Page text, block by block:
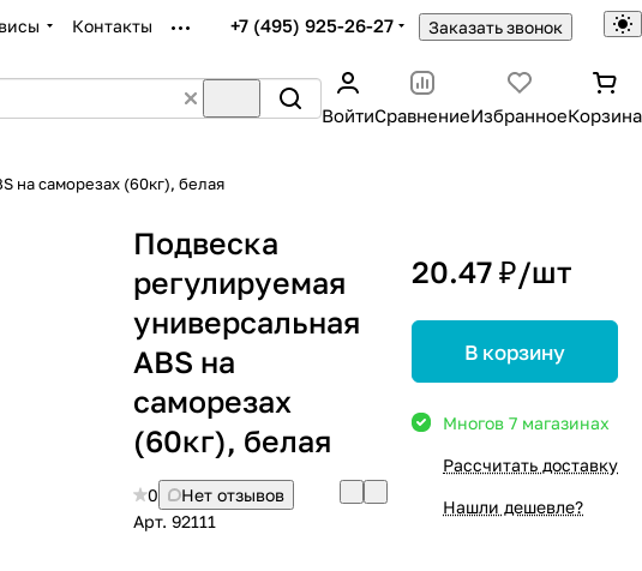
Контакты +7 (495) 925-26-27 Заказать звонок
ВойтиСравнениеИзбранноеКорзина
на саморезах (60кг), белая
Подвеска
регулируемая
универсальная
ABS на
саморезах
(60кг), белая
0
Нет отзывов
Арт. 92111
20.47 ₽/шт
В корзину
Многов 7 магазинах
Рассчитать доставку
Нашли дешевле?